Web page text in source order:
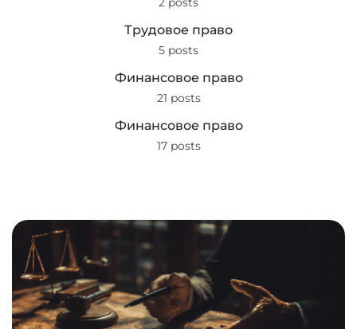
Трудовое право
5 posts
Финансовое право
21 posts
Финансовое право
17 posts